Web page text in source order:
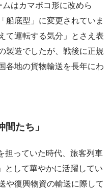
はカマボコ形に改めら
船底型」に変更されていま
て運転する気分」とさえ表
製造でしたが、戦後に正規
各地の貨物輸送を長年にわ
たち」
担っていた時代、旅客列車
として華やかに活躍してい
や復興物資の輸送に際して